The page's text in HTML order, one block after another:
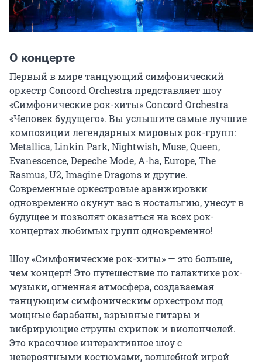
О концерте
Первый в мире танцующий симфонический
оркестр Concord Orchestra представляет шоу
«Симфонические рок-хиты» Concord Orchestra
«Человек будущего». Вы услышите самые лучшие
композиции легендарных мировых рок-групп:
Metallica, Linkin Park, Nightwish, Muse, Queen,
Evanescence, Depeche Mode, A-ha, Europe, The
Rasmus, U2, Imagine Dragons и другие.
Современные оркестровые аранжировки
одновременно окунут вас в ностальгию, унесут в
будущее и позволят оказаться на всех рок-
концертах любимых групп одновременно!
Шоу «Симфонические рок-хиты» — это больше,
чем концерт! Это путешествие по галактике рок-
музыки, огненная атмосфера, создаваемая
танцующим симфоническим оркестром под
мощные барабаны, взрывные гитары и
вибрирующие струны скрипок и виолончелей.
Это красочное интерактивное шоу с
невероятными костюмами, волшебной игрой